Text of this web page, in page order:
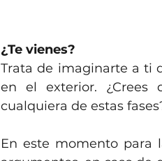
¿Te vienes?
Trata de imaginarte a ti
en el exterior. ¿Crees
cualquiera de estas
En este momento para